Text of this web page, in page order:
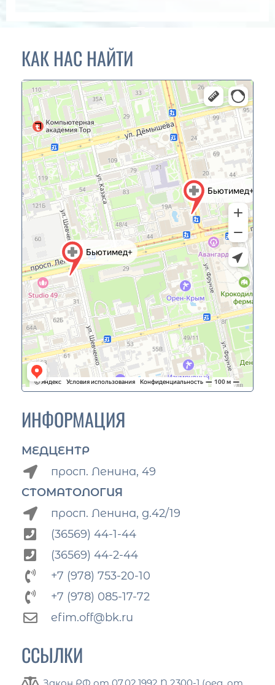
КАК НАС НАЙТИ
ИНФОРМАЦИЯ
МЕДЦЕНТР
просп. Ленина, 49
СТОМАТОЛОГИЯ
просп. Ленина, д.42/19
(36569) 44-1-44
(36569) 44-2-44
+7 (978) 753-20-10
+7 (978) 085-17-72
efim.off@bk.ru
ССЫЛКИ